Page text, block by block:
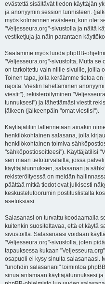
evästettä sisältävät tiedon käyttäjän
ja anonyymin session tunnisteen.
myös kolmannen evästeen, kun olet
"Veljesseura.org"-sivustolla ja näitä
vestiketjuja ja näin parantaen
Saatamme myös luoda phpBB-
"Veljesseura.org"-sivustolta, Mutta
on tarkoitettu vain niille sivuille, joilla
Toinen tapa, jolla keräämme tietoa
rajoita: Viestin lähettäminen
viestit"), rekisteröityminen
tunnuksesi") ja lähettämäsi viestit
jälkeen (jälkeenpäin "omat viestisi").
Käyttäjätiliin tallennetaan ainakin
henkilökohtainen salasana, jolla
henkilökohtainen toimiva
"sähköpostiosoitteesi"). Käyttäjätilisi
sen maan tietoturvalailla, jossa
käyttäjätunnuksen, salasanan ja
rekisteröityessä on meidän
päättää mitkä tiedot ovat julkisesti
keskustelufoorumin postituslistalta
asetuksiasi.
Salasanasi on turvattu koodaamalla
kuitenkin suositeltavaa, että et käytä
sivustoilla. Salasanaasi voidaan
"Veljesseura.org"-sivustolla, joten
tapauksessa kukaan
osapuoli ei kysy sinulta salasanaasi.
"unohdin salasanani" toimintoa
sinua antamaan käyttäjätunnuksesi